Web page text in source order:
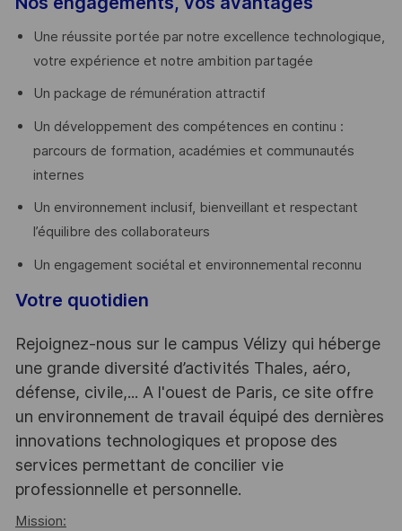
Une réussite portée par notre excellence technologique,
votre expérience et notre ambition partagée
Un package de rémunération attractif
Un développement des compétences en continu :
parcours de formation, académies et communautés
internes
Un environnement inclusif, bienveillant et respectant
l’équilibre des collaborateurs
Un engagement sociétal et environnemental reconnu
Votre quotidien
Rejoignez-nous sur le campus Vélizy qui héberge
une grande diversité d’activités Thales, aéro,
défense, civile,... A l'ouest de Paris, ce site offre
un environnement de travail équipé des dernières
innovations technologiques et propose des
services permettant de concilier vie
professionnelle et personnelle.
Mission: